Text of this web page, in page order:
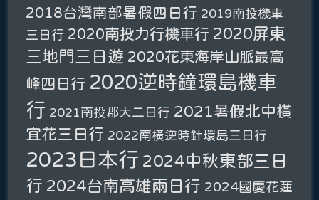
2018台灣南部暑假四日行 2019南投機車
三日行 2020南投力行機車行 2020屏東
三地門三日遊 2020花東海岸山脈最高
峰四日行 2020逆時鐘環島機車
行 2021南投郡大二日行 2021暑假北中橫
宜花三日行 2022南橫逆時針環島三日行
2023日本行 2024中秋東部三日
行 2024台南高雄兩日行 2024國慶花蓮